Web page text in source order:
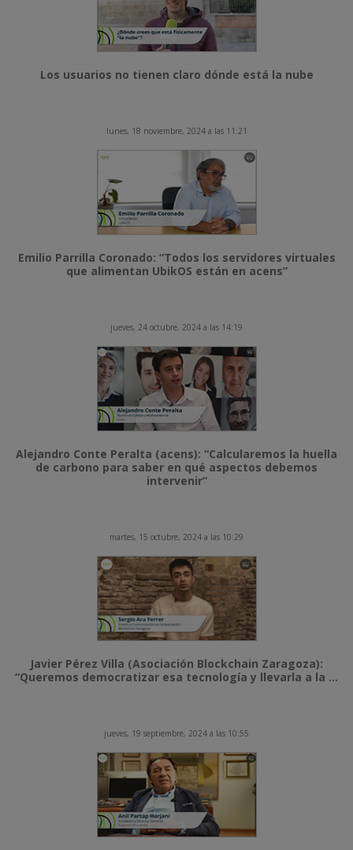
Los usuarios no tienen claro dónde está la nube
lunes, 18 noviembre, 2024 a las 11:21
Emilio Parrilla Coronado: “Todos los servidores virtuales
que alimentan UbikOS están en acens”
jueves, 24 octubre, 2024 a las 14:19
Alejandro Conte Peralta (acens): “Calcularemos la huella
de carbono para saber en qué aspectos debemos
intervenir”
martes, 15 octubre, 2024 a las 10:29
Javier Pérez Villa (Asociación Blockchain Zaragoza):
“Queremos democratizar esa tecnología y llevarla a la ...
jueves, 19 septiembre, 2024 a las 10:55